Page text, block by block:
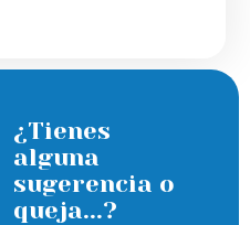
¿Tienes
alguna
sugerencia o
queja...?